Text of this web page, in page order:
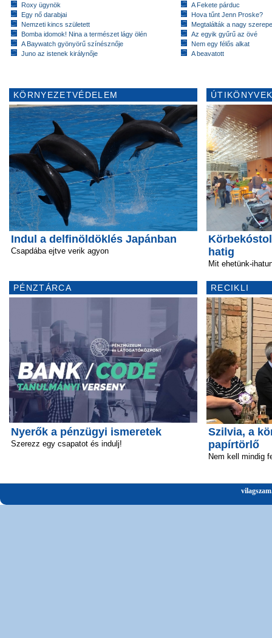
Roxy ügynök
Egy nő darabjai
Nemzeti kincs született
Bomba idomok! Nina a természet lágy ölén
A Baywatch gyönyörű színésznője
Juno az istenek királynője
A Fekete párduc
Hova tűnt Jenn Proske?
Megtalálták a nagy
Az egyik gyűrű az övé
Nem egy félős alkat
A beavatott
KÖRNYEZETVÉDELEM
Indul a delfinöldöklés Japánban
Csapdába ejtve verik agyon
PÉNZTÁRCA
Nyerők a pénzügyi ismeretek
Szerezz egy csapatot és indulj!
hatig
Mit ehetünk-
RECIKLI
Szilvia, a
papírtörlő
Nem kell mindig